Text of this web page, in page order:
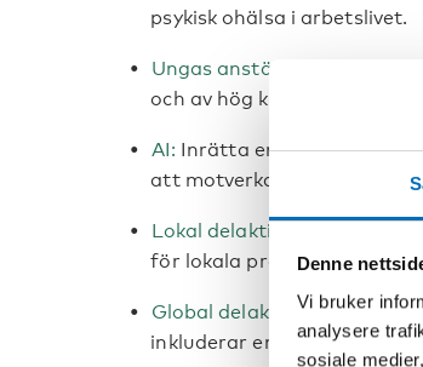
Denne
Vi bruker
analysere
sosiale
psykisk ohälsa i arbetslivet.
Ungas
och av hög kvalitet, gå före
AI: Inrätta en nordisk-
att motverka spridning av
Lokal delaktighet:
för lokala projekt.
Global delaktighet:
inkluderar en demokratiskt